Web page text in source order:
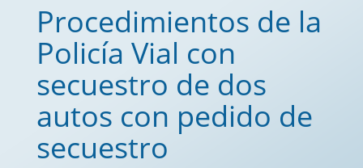
Procedimientos de la
Policía Vial con
secuestro de dos
autos con pedido de
secuestro